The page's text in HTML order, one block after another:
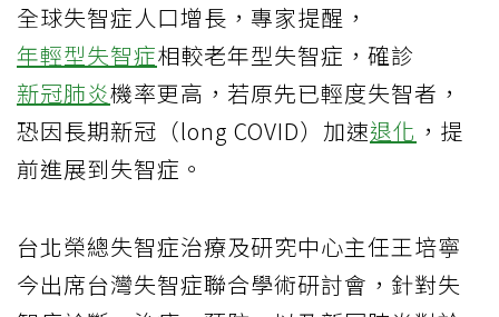
全球失智症人口增長，專家提醒，
年輕型失智症相較老年型失智症，確診
新冠肺炎機率更高，若原先已輕度失智者，
恐因長期新冠（long COVID）加速退化 ，提
前進展到失智症。
台北榮總失智症治療及研究中心主任王培寧
今出席台灣失智症聯合學術研討會，針對失